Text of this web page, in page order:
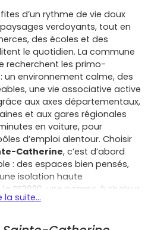
d’un rythme de vie doux
verdoyants, tout en
des écoles et des
le quotidien. La commune
recherchent les primo-
environnement calme, des
une vie associative active
aux axes départementaux,
et aux gares régionales
en voiture, pour
d’emploi alentour. Choisir
Catherine, c’est d’abord
: des espaces bien pensés,
isolation haute
RE2020, une pompe à chaleur
économes, et souvent des
un excellent niveau de
la suite...